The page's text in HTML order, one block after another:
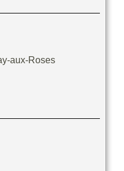
aux-Roses